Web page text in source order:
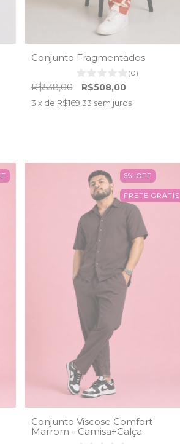
Conjunto Fragmentados
(0)
R$538,00 R$508,00
3 x de R$169,33 sem juros
6% OFF
FRETE GRÁTIS
Conjunto Viscose Comfort
Marrom - Camisa+Calça